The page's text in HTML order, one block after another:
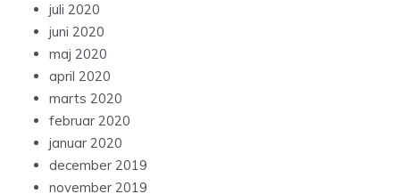
juli 2020
juni 2020
maj 2020
april 2020
marts 2020
februar 2020
januar 2020
december 2019
november 2019